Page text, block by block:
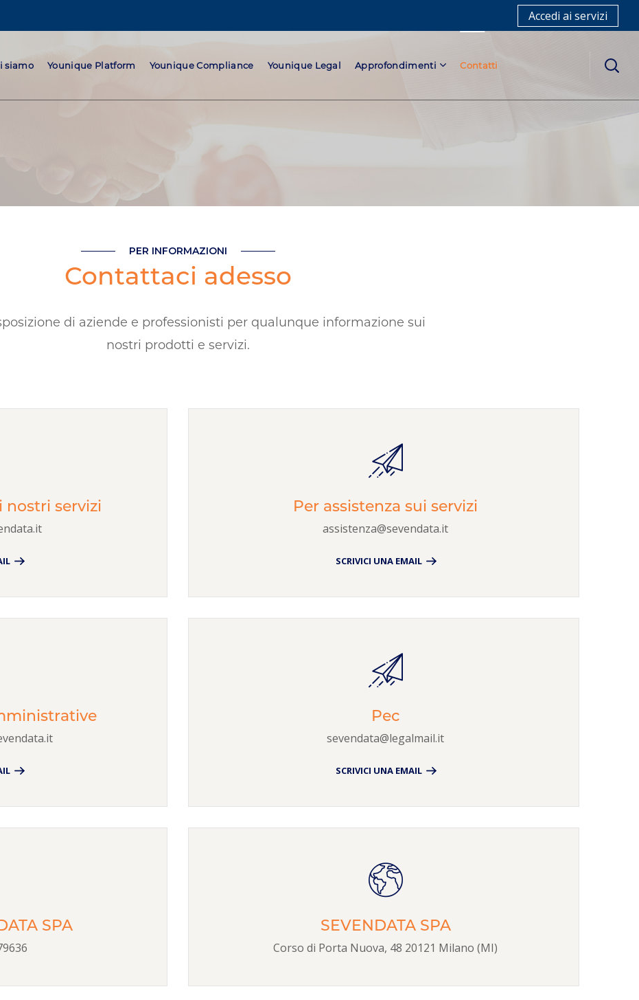
Accedi ai servizi
siamo Younique Platform Younique Compliance Younique Legal Approfondimenti Contatti
PER INFORMAZIONI
Contattaci adesso
di aziende e professionisti per qualunque informazione sui
nostri prodotti e servizi.
nostri servizi Per assistenza sui servizi
assistenza@sevendata.it
SCRIVICI UNA EMAIL
Pec
sevendata@legalmail.it
SCRIVICI UNA EMAIL
SPA SEVENDATA SPA
Corso di Porta Nuova, 48 20121 Milano (MI)